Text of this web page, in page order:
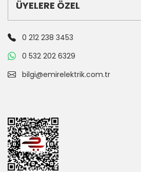
ÜYELERE ÖZEL
0 212 238 3453
0 532 202 6329
bilgi@emirelektrik.com.tr